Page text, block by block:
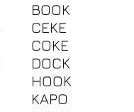
BOOK
CEKE
COKE
DOCK
HOOK
KAPO